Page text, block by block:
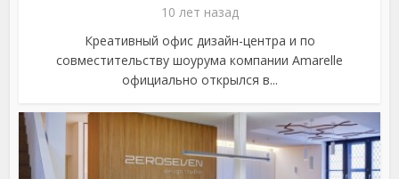
10 лет назад
Креативный офис дизайн-центра и по
совместительству шоурума компании Amarelle
официально открылся в...